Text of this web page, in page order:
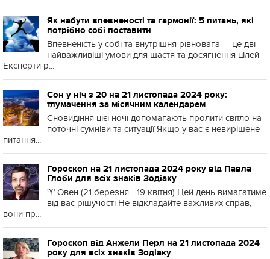
Як набути впевненості та гармонії: 5 питань, які
потрібно собі поставити
Впевненість у собі та внутрішня рівновага — це дві
найважливіші умови для щастя та досягнення цілей
Експерти р...
Сон у ніч з 20 на 21 листопада 2024 року:
тлумачення за місячним календарем
Сновидіння цієї ночі допомагають пролити світло на
поточні сумніви та ситуації Якщо у вас є невирішене
питання...
Гороскоп на 21 листопада 2024 року від Павла
Глоби для всіх знаків Зодіаку
♈️ Овен (21 березня - 19 квітня) Цей день вимагатиме
від вас рішучості Не відкладайте важливих справ,
вони пр...
Гороскоп від Анжели Перл на 21 листопада 2024
року для всіх знаків Зодіаку